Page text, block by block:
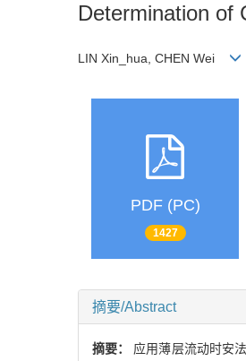
Determination of
LIN Xin_hua, CHEN Wei
PDF (PC)
1427
摘要/Abstract
摘要： 应用薄层流动时安